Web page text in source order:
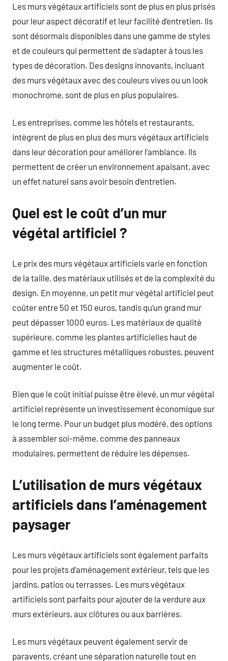
Les murs végétaux artificiels sont de plus en plus prisés
pour leur aspect décoratif et leur facilité d’entretien. Ils
sont désormais disponibles dans une gamme de styles
et de couleurs qui permettent de s’adapter à tous les
types de décoration. Des designs innovants, incluant
des murs végétaux avec des couleurs vives ou un look
monochrome, sont de plus en plus populaires.
Les entreprises, comme les hôtels et restaurants,
intègrent de plus en plus des murs végétaux artificiels
dans leur décoration pour améliorer l’ambiance. Ils
permettent de créer un environnement apaisant, avec
un effet naturel sans avoir besoin d’entretien.
Quel est le coût d’un mur
végétal artificiel ?
Le prix des murs végétaux artificiels varie en fonction
de la taille, des matériaux utilisés et de la complexité du
design. En moyenne, un petit mur végétal artificiel peut
coûter entre 50 et 150 euros, tandis qu’un grand mur
peut dépasser 1000 euros. Les matériaux de qualité
supérieure, comme les plantes artificielles haut de
gamme et les structures métalliques robustes, peuvent
augmenter le coût.
Bien que le coût initial puisse être élevé, un mur végétal
artificiel représente un investissement économique sur
le long terme. Pour un budget plus modéré, des options
à assembler soi-même, comme des panneaux
modulaires, permettent de réduire les dépenses.
L’utilisation de murs végétaux
artificiels dans l’aménagement
paysager
Les murs végétaux artificiels sont également parfaits
pour les projets d’aménagement extérieur, tels que les
jardins, patios ou terrasses. Les murs végétaux
artificiels sont parfaits pour ajouter de la verdure aux
murs extérieurs, aux clôtures ou aux barrières.
Les murs végétaux peuvent également servir de
paravents, créant une séparation naturelle tout en